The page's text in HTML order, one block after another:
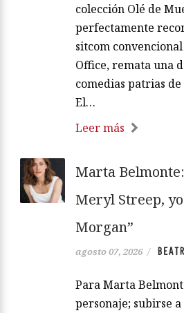
colección Olé de
perfectamente
sitcom
Office, remata una
comedias patrias
El…
Leer más
Marta
Meryl Streep,
Morgan”
agosto 07, 2026 /
Para Marta
personaje; subirse